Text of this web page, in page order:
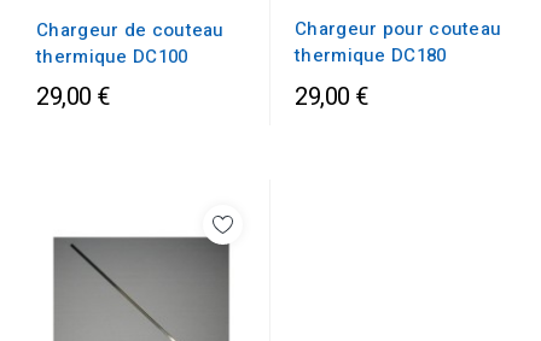
Chargeur de couteau
thermique DC100
29,00 €
Chargeur pour couteau
thermique DC180
29,00 €